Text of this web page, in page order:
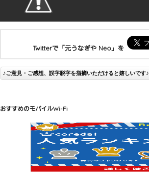
Twitterで「元うなぎや Neo」を
♪ご意見・ご感想、誤字脱字を指摘いただけると嬉しいです♪
おすすめのモバイルWi-Fi